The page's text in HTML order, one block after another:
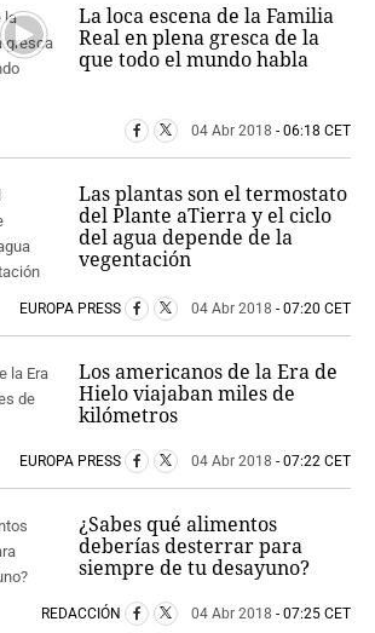
La loca escena de la Familia
Real en plena gresca de la
que todo el mundo habla
04 Abr 2018 - 06:18 CET
Las plantas son el termostato
del Plante aTierra y el ciclo
del agua depende de la
vegentación
EUROPA PRESS 04 Abr 2018 - 07:20 CET
Los americanos de la Era de
Hielo viajaban miles de
kilómetros
EUROPA PRESS 04 Abr 2018 - 07:22 CET
¿Sabes qué alimentos
deberías desterrar para
siempre de tu desayuno?
REDACCIÓN 04 Abr 2018 - 07:25 CET